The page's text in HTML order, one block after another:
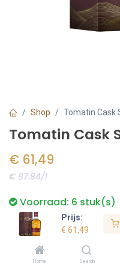
Prijs:
€ 61,49
Home Search
Shop Tomatin Cask
Tomatin Cask
€ 61,49
€ 87.84/l
Voorraad: 6 stuk(s)